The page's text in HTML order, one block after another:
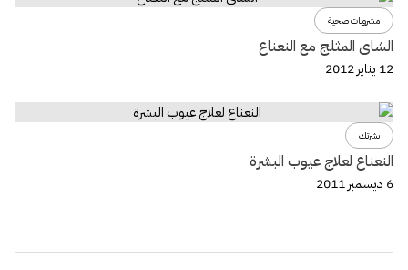
مشروبات صحية
الشاى المثلج مع النعناع
12 يناير 2012
بشرتك
النعناع لعلاج عيوب البشرة
6 ديسمبر 2011